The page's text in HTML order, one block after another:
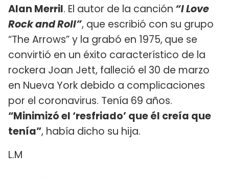
Alan Merril. El autor de la canción “I Love
Rock and Roll”, que escribió con su grupo
“The Arrows” y la grabó en 1975, que se
convirtió en un éxito característico de la
rockera Joan Jett, falleció el 30 de marzo
en Nueva York debido a complicaciones
por el coronavirus. Tenía 69 años.
“Minimizó el ‘resfriado’ que él creía que
tenía”, había dicho su hija.
L.M